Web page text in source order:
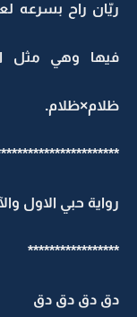
ريّان راح بسرعه
فيها وهي مثل
ظلام×ظلام.
رواية حبي الاول
*****************
دق دق دق دق